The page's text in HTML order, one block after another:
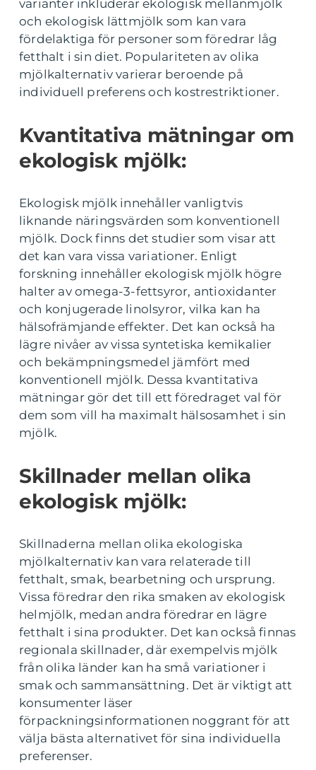
varianter inkluderar ekologisk mellanmjölk
och ekologisk lättmjölk som kan vara
fördelaktiga för personer som föredrar låg
fetthalt i sin diet. Populariteten av olika
mjölkalternativ varierar beroende på
individuell preferens och kostrestriktioner.
Kvantitativa mätningar om
ekologisk mjölk:
Ekologisk mjölk innehåller vanligtvis
liknande näringsvärden som konventionell
mjölk. Dock finns det studier som visar att
det kan vara vissa variationer. Enligt
forskning innehåller ekologisk mjölk högre
halter av omega-3-fettsyror, antioxidanter
och konjugerade linolsyror, vilka kan ha
hälsofrämjande effekter. Det kan också ha
lägre nivåer av vissa syntetiska kemikalier
och bekämpningsmedel jämfört med
konventionell mjölk. Dessa kvantitativa
mätningar gör det till ett föredraget val för
dem som vill ha maximalt hälsosamhet i sin
mjölk.
Skillnader mellan olika
ekologisk mjölk:
Skillnaderna mellan olika ekologiska
mjölkalternativ kan vara relaterade till
fetthalt, smak, bearbetning och ursprung.
Vissa föredrar den rika smaken av ekologisk
helmjölk, medan andra föredrar en lägre
fetthalt i sina produkter. Det kan också finnas
regionala skillnader, där exempelvis mjölk
från olika länder kan ha små variationer i
smak och sammansättning. Det är viktigt att
konsumenter läser
förpackningsinformationen noggrant för att
välja bästa alternativet för sina individuella
preferenser.